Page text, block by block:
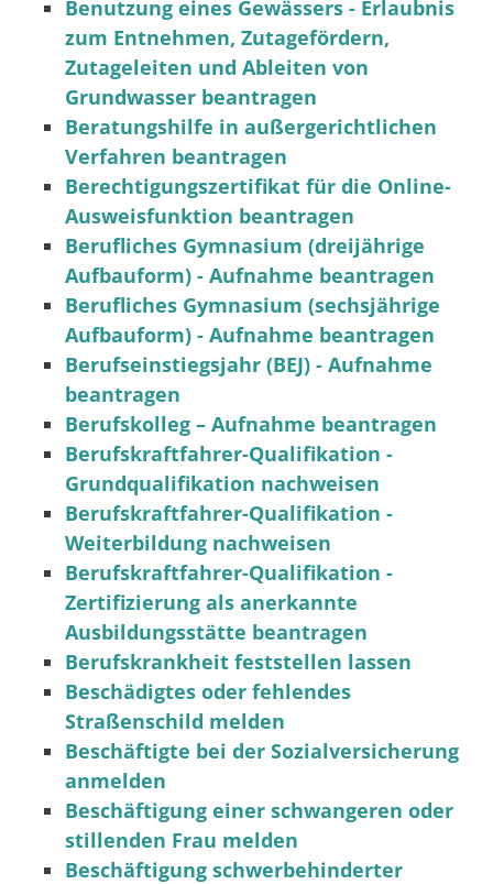
Benutzung eines Gewässers - Erlaubnis
zum Entnehmen, Zutagefördern,
Zutageleiten und Ableiten von
Grundwasser beantragen
Beratungshilfe in außergerichtlichen
Verfahren beantragen
Berechtigungszertifikat für die Online-
Ausweisfunktion beantragen
Berufliches Gymnasium (dreijährige
Aufbauform) - Aufnahme beantragen
Berufliches Gymnasium (sechsjährige
Aufbauform) - Aufnahme beantragen
Berufseinstiegsjahr (BEJ) - Aufnahme
beantragen
Berufskolleg – Aufnahme beantragen
Berufskraftfahrer-Qualifikation -
Grundqualifikation nachweisen
Berufskraftfahrer-Qualifikation -
Weiterbildung nachweisen
Berufskraftfahrer-Qualifikation -
Zertifizierung als anerkannte
Ausbildungsstätte beantragen
Berufskrankheit feststellen lassen
Beschädigtes oder fehlendes
Straßenschild melden
Beschäftigte bei der Sozialversicherung
anmelden
Beschäftigung einer schwangeren oder
stillenden Frau melden
Beschäftigung schwerbehinderter